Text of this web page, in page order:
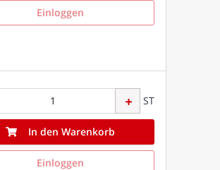
Einloggen
ST
In den Warenkorb
Einloggen